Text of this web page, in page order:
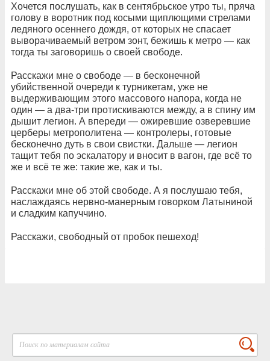
Хочется послушать, как в сентябрьское утро ты, пряча
голову в воротник под косыми щиплющими стрелами
ледяного осеннего дождя, от которых не спасает
выворачиваемый ветром зонт, бежишь к метро — как
тогда ты заговоришь о своей свободе.
Расскажи мне о свободе — в бесконечной
убийственной очереди к турникетам, уже не
выдерживающим этого массового напора, когда не
один — а два-три протискиваются между, а в спину им
дышит легион. А впереди — ожиревшие озверевшие
церберы метрополитена — контролеры, готовые
бесконечно дуть в свои свистки. Дальше — легион
тащит тебя по эскалатору и вносит в вагон, где всё то
же и всё те же: такие же, как и ты.
Расскажи мне об этой свободе. А я послушаю тебя,
наслаждаясь нервно-манерным говорком Латыниной
и сладким капуччино.
Расскажи, свободный от пробок пешеход!